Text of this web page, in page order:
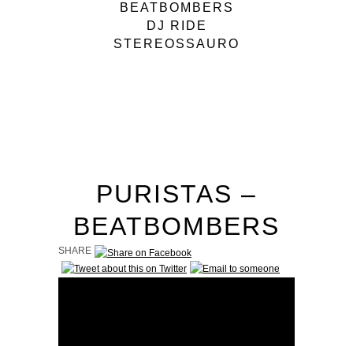
BEATBOMBERS
DJ RIDE
STEREOSSAURO
PURISTAS –
BEATBOMBERS
FEAT SLOW J
SHARE